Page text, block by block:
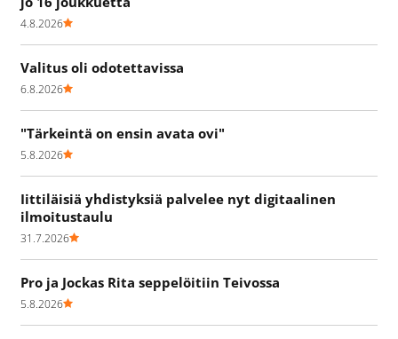
4.8.2026
Valitus oli odotettavissa
6.8.2026
"Tärkeintä on ensin avata ovi"
5.8.2026
Iittiläisiä yhdistyksiä palvelee nyt digitaalinen
ilmoitustaulu
31.7.2026
Pro ja Jockas Rita seppelöitiin Teivossa
5.8.2026